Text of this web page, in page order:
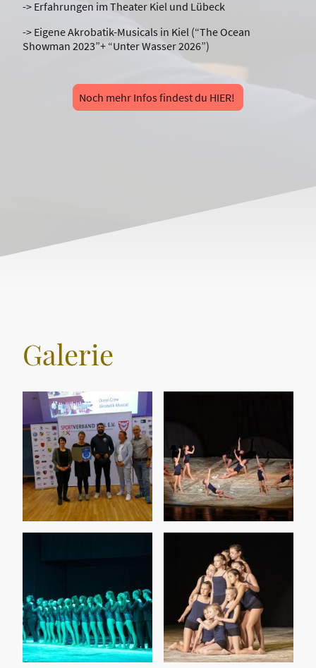
-> Erfahrungen im Theater Kiel und Lübeck
-> Eigene Akrobatik-Musicals in Kiel (“The Ocean
Showman 2023”+ “Unter Wasser 2026”)
Noch mehr Infos findest du HIER!
Galerie